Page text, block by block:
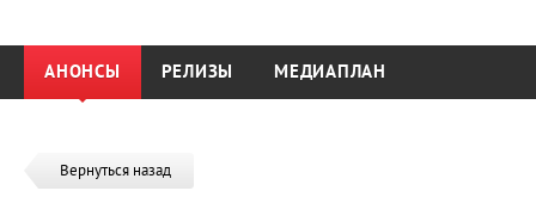
АНОНСЫ РЕЛИЗЫ МЕДИАПЛАН
Вернуться назад